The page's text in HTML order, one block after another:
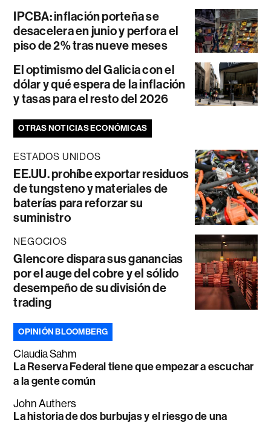
IPCBA: inflación porteña se
desacelera en junio y perfora el
piso de 2% tras nueve meses
El optimismo del Galicia con el
dólar y qué espera de la inflación
y tasas para el resto del 2026
OTRAS NOTICIAS ECONÓMICAS
ESTADOS UNIDOS
EE.UU. prohíbe exportar residuos
de tungsteno y materiales de
baterías para reforzar su
suministro
NEGOCIOS
Glencore dispara sus ganancias
por el auge del cobre y el sólido
desempeño de su división de
trading
OPINIÓN BLOOMBERG
Claudia Sahm
La Reserva Federal tiene que empezar a escuchar
a la gente común
John Authers
La historia de dos burbujas y el riesgo de una